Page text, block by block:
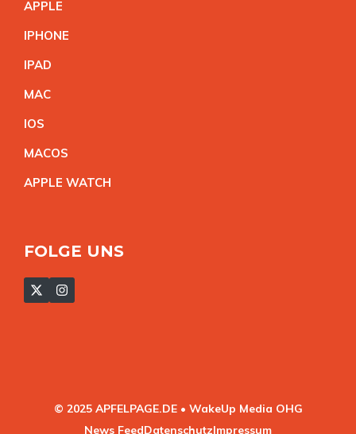
APPLE
IPHONE
IPAD
MAC
IOS
MACOS
APPLE WATCH
FOLGE UNS
© 2025 APFELPAGE.DE • WakeUp Media OHG
News FeedDatenschutzImpressum